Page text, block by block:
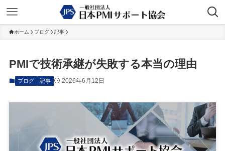
ホーム ブログ 記事
PMIで技術承継が失敗する本当の理由
ブログ 記事 2026年6月12日